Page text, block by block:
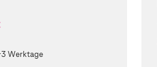
Werktage